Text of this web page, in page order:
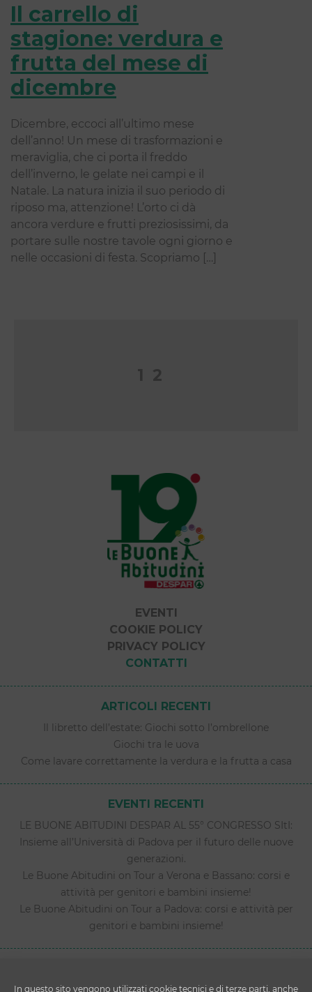
In questo sito vengono utilizzati cookie tecnici e di terze parti, anche
Il carrello di
stagione: verdura e
frutta del mese di
dicembre
Dicembre, eccoci all’ultimo mese
dell’anno! Un mese di trasformazioni e
meraviglia, che ci porta il freddo
dell’inverno, le gelate nei campi e il
Natale. La natura inizia il suo periodo di
riposo ma, attenzione! L’orto ci dà
ancora verdure e frutti preziosissimi, da
portare sulle nostre tavole ogni giorno e
nelle occasioni di festa. Scopriamo […]
Paginazione
1 2
EVENTI
COOKIE POLICY
PRIVACY POLICY
CONTATTI
ARTICOLI RECENTI
Il libretto dell’estate: Giochi sotto l’ombrellone
Giochi tra le uova
Come lavare correttamente la verdura e la frutta a casa
EVENTI RECENTI
LE BUONE ABITUDINI DESPAR AL 55° CONGRESSO SItI:
Insieme all’Università di Padova per il futuro delle nuove
generazioni.
Le Buone Abitudini on Tour a Verona e Bassano: corsi e
attività per genitori e bambini insieme!
Le Buone Abitudini on Tour a Padova: corsi e attività per
genitori e bambini insieme!